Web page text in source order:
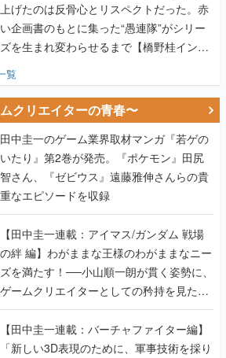
上げたのは反骨心とリスペクトだった。赤
い企画書のもとに集った“愚連隊”がシリー
ズを生まれ変わらせるまで【橋野桂インタ
ビュー】
覧
クリエイターの青春〜
田中圭一のゲーム業界取材マンガ『若ゲの
いたり』第2巻が発売。『ポケモン』田尻
智さん、『ゼビウス』遠藤雅伸さんらの貴
重なエピソードを収録
【田中圭一連載：アイマス/ガンダム 戦場
の絆 編】わがままな王様のわがままなニー
ズを満たす！──小山順一朗が貫く姿勢に、
ゲームクリエイターとしての矜持を見た
【若ゲのいたり最終回】
【田中圭一連載：バーチャファイター編】
「新しい3D表現のために、軍事技術を採り